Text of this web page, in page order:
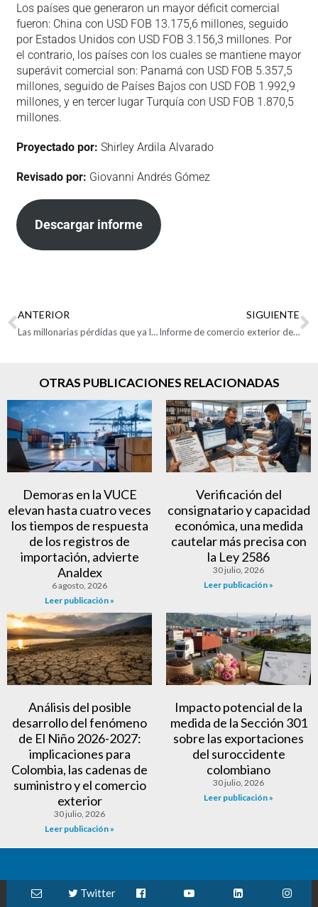
Los países que generaron un mayor déficit comercial
fueron: China con USD FOB 13.175,6 millones, seguido
por Estados Unidos con USD FOB 3.156,3 millones. Por
el contrario, los países con los cuales se mantiene mayor
superávit comercial son: Panamá con USD FOB 5.357,5
millones, seguido de Países Bajos con USD FOB 1.992,9
millones, y en tercer lugar Turquía con USD FOB 1.870,5
millones.
Proyectado por: Shirley Ardila Alvarado
Revisado por: Giovanni Andrés Gómez
Descargar informe
ANTERIOR
Las millonarias pérdidas que ya le dejan a Colombia el cierre de la vía Panamericana
SIGUIENTE
Informe de comercio exterior de Zonas Francas noviembre de 2022
OTRAS PUBLICACIONES RELACIONADAS
Demoras en la VUCE
elevan hasta cuatro veces
los tiempos de respuesta
de los registros de
importación, advierte
Analdex
6 agosto, 2026
Leer publicación »
Verificación del
consignatario y capacidad
económica, una medida
cautelar más precisa con
la Ley 2586
30 julio, 2026
Leer publicación »
Análisis del posible
desarrollo del fenómeno
de El Niño 2026-2027:
implicaciones para
Colombia, las cadenas de
suministro y el comercio
exterior
30 julio, 2026
Leer publicación »
Impacto potencial de la
medida de la Sección 301
sobre las exportaciones
del suroccidente
colombiano
30 julio, 2026
Leer publicación »
Twitter